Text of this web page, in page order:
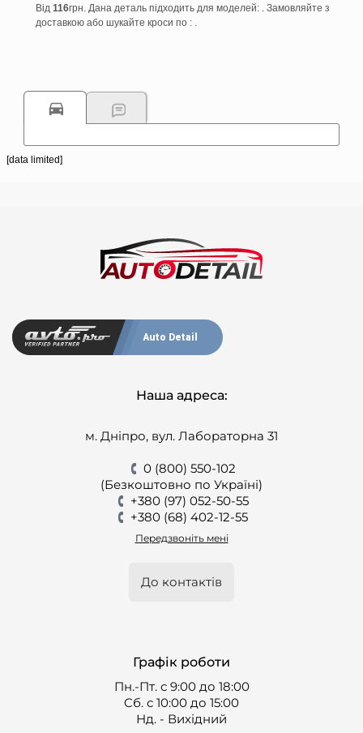
Від 116грн. Дана деталь підходить для моделей: . Замовляйте з
доставкою або шукайте кроси по : .
[data limited]
Auto Detail
Наша адреса:
м. Дніпро, вул. Лабораторна 31
0 (800) 550-102
(Безкоштовно по Україні)
+380 (97) 052-50-55
+380 (68) 402-12-55
Передзвоніть мені
До контактів
Графік роботи
Пн.-Пт. с 9:00 до 18:00
Cб. с 10:00 до 15:00
Нд. - Вихідний